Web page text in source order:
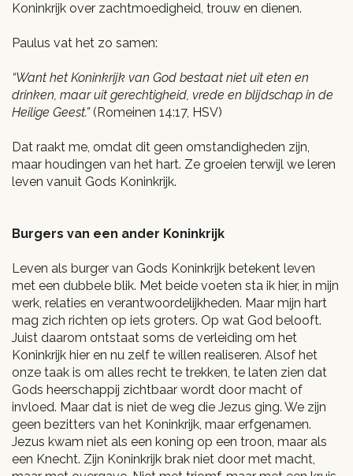
Koninkrijk over zachtmoedigheid, trouw en dienen.
Paulus vat het zo samen:
“Want het Koninkrijk van God bestaat niet uit eten en
drinken, maar uit gerechtigheid, vrede en blijdschap in de
Heilige Geest.”(Romeinen 14:17, HSV)
Dat raakt me, omdat dit geen omstandigheden zijn,
maar houdingen van het hart. Ze groeien terwijl we leren
leven vanuit Gods Koninkrijk.
Burgers van een ander Koninkrijk
Leven als burger van Gods Koninkrijk betekent leven
met een dubbele blik. Met beide voeten sta ik hier, in mijn
werk, relaties en verantwoordelijkheden. Maar mijn hart
mag zich richten op iets groters. Op wat God belooft.
Juist daarom ontstaat soms de verleiding om het
Koninkrijk hier en nu zelf te willen realiseren. Alsof het
onze taak is om alles recht te trekken, te laten zien dat
Gods heerschappij zichtbaar wordt door macht of
invloed. Maar dat is niet de weg die Jezus ging. We zijn
geen bezitters van het Koninkrijk, maar erfgenamen.
Jezus kwam niet als een koning op een troon, maar als
een Knecht. Zijn Koninkrijk brak niet door met macht,